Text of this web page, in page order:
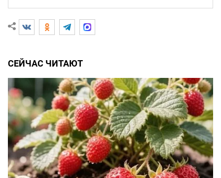
СЕЙЧАС ЧИТАЮТ